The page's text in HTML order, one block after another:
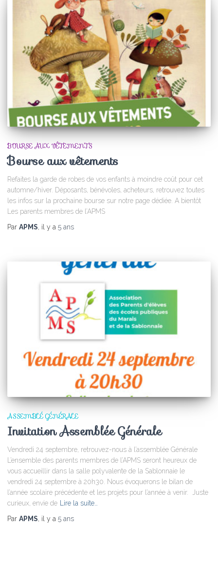
BOURSE AUX VÊTEMENTS
Bourse aux vêtements
Refaites la garde de robes de vos enfants à moindre coût pour cet
automne/hiver. Déposants, bénévoles, acheteurs, retrouvez toutes
les infos sur la prochaine bourse sur notre page dédiée. A bientôt
Les parents membres de l’APMS
Par APMS, il y a 5 ans
ASSEMBLÉ GÉNÉRALE
Invitation Assemblée Générale
Vendredi 24 septembre, retrouvez-nous à l’assemblée Générale
L’ensemble des parents membres de l’APMS seront heureux de
vous accueillir dans la salle polyvalente de la Sablonnaie le
vendredi 24 septembre à 20h30. Nous évoquerons le bilan de
l’année scolaire précédente et les projets pour l’année à venir. Juste
curieux, envie de Lire la suite…
Par APMS, il y a 5 ans